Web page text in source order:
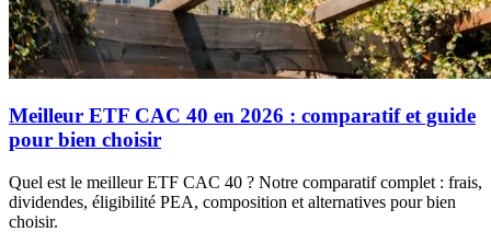
Meilleur ETF CAC 40 en 2026 : comparatif et guide
pour bien choisir
Quel est le meilleur ETF CAC 40 ? Notre comparatif complet : frais,
dividendes, éligibilité PEA, composition et alternatives pour bien
choisir.